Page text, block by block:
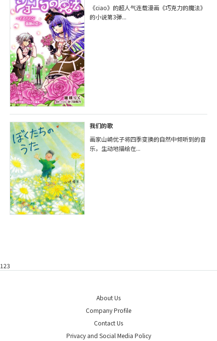
《ciao》的超人气连载漫画《巧克力的魔法》
的小说第3弹...
我们的歌
画家山崎优子将四季变换的自然中倾听到的音
乐，生动地描绘在...
123
About Us
Company Profile
Contact Us
Privacy and Social Media Policy